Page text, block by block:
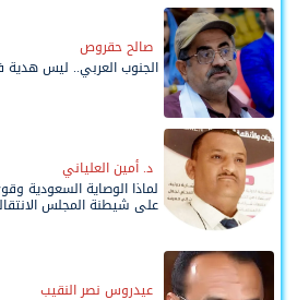
صالح حقروص
الجنوب العربي.. ليس
د. أمين العلياني
لماذا الوصاية السعودية
على شيطنة المجلس
عيدروس نصر النقيب